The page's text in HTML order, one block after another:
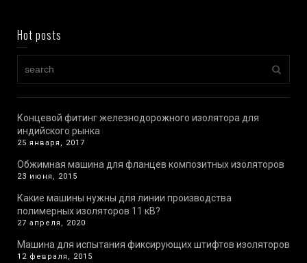
Hot posts
Концевой фитинг железнодорожного изолятора для
индийского рынка
25 января, 2017
Обжимная машина для фланцев композитных изоляторов
23 июня, 2015
Какие машины нужны для линии производства
полимерных изоляторов 11 кВ?
27 апреля, 2020
Машина для испытания фиксирующих штифтов изоляторов
12 февраля, 2015